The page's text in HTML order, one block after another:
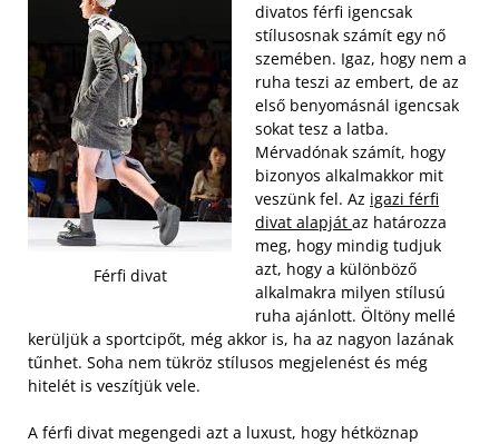
Férfi divat
divatos férfi igencsak
stílusosnak számít egy nő
szemében. Igaz, hogy nem a
ruha teszi az embert, de az
első benyomásnál igencsak
sokat tesz a latba.
Mérvadónak számít, hogy
bizonyos alkalmakkor mit
veszünk fel. Az igazi férfi
divat alapját az határozza
meg, hogy mindig tudjuk
azt, hogy a különböző
alkalmakra milyen stílusú
ruha ajánlott. Öltöny mellé
kerüljük a sportcipőt, még akkor is, ha az nagyon lazának
tűnhet. Soha nem tükröz stílusos megjelenést és még
hitelét is veszítjük vele.
A férfi divat megengedi azt a luxust, hogy hétköznap